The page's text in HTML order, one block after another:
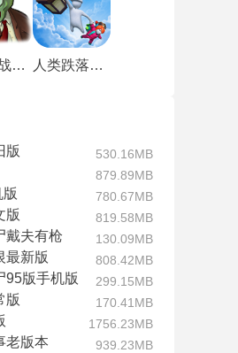
植物大战僵尸玩梗版 人类跌落梦境
版 530.16MB
879.89MB
780.67MB
版
819.58MB
戴夫有枪
130.09MB
最新版
808.42MB
95版手机版
299.15MB
版
170.41MB
1756.23MB
老版本 939.23MB